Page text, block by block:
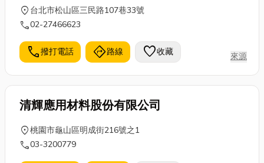
location_on 台北市松山區三民路107巷33號
call02-27466623
call撥打電話 directions路線 favorite收藏 來源
清輝應用材料股份有限公司
location_on桃園市龜山區明成街216號之1
call03-3200779